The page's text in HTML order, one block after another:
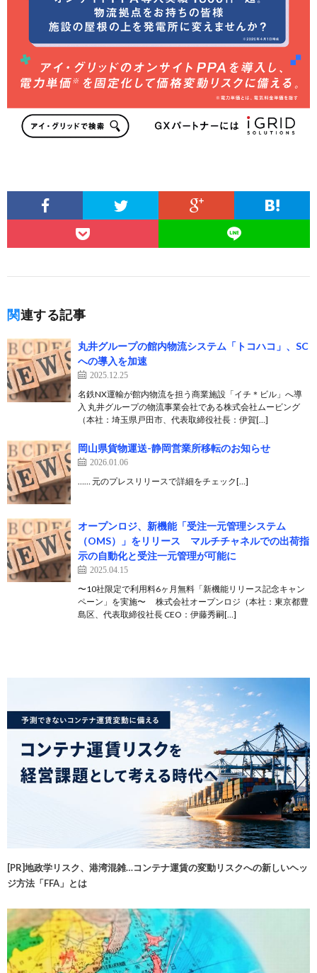
関連する記事
丸井グループの館内物流システム「トコハコ」、SC
への導入を加速
2025.12.25
名鉄NX運輸が館内物流を担う商業施設「イチ＊ビル」へ導
入 丸井グループの物流事業会社である株式会社ムービング
（本社：埼玉県戸田市、代表取締役社長：伊賀[…]
岡山県貨物運送-静岡営業所移転のお知らせ
2026.01.06
…… 元のプレスリリースで詳細をチェック[…]
オープンロジ、新機能「受注一元管理システム
（OMS）」をリリース マルチチャネルでの出荷指
示の自動化と受注一元管理が可能に
2025.04.15
〜10社限定で利用料6ヶ月無料「新機能リリース記念キャン
ペーン」を実施〜 株式会社オープンロジ（本社：東京都豊
島区、代表取締役社長 CEO：伊藤秀嗣[…]
[PR]地政学リスク、港湾混雑…コンテナ運賃の変動リスクへの新しいヘッ
ジ方法「FFA」とは